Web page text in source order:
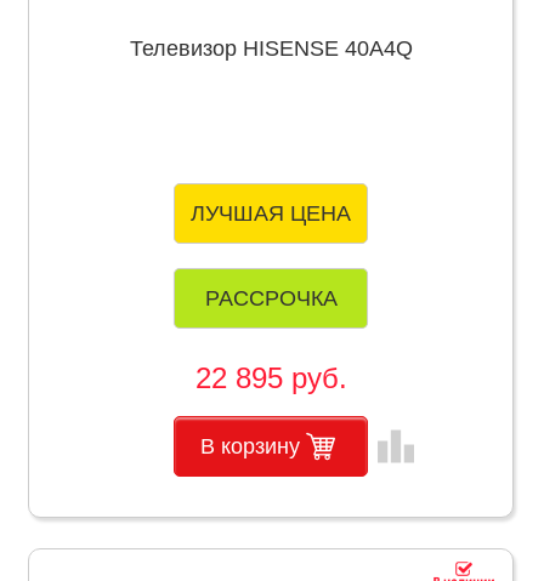
Телевизор HISENSE 40A4Q
ЛУЧШАЯ ЦЕНА
РАССРОЧКА
22 895 руб.
В корзину leaderboard